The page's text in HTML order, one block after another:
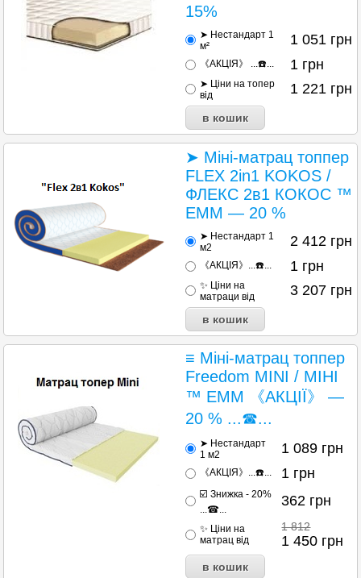
15%
➤ Нестандарт 1
м²
1 051 грн
《АКЦІЯ》 ...☎️... 1 грн
➤ Ціни на топер
від
1 221 грн
➤ Міні-матрац топпер
FLEX 2in1 KOKOS /
ФЛЕКС 2в1 КОКОС ™
ЕММ — 20 %
➤ Нестандарт 1
м2
2 412 грн
《АКЦІЯ》...☎️... 1 грн
✨ Ціни на
матраци від
3 207 грн
≡ Міні-матрац топпер
Freedom MINI / МІНІ
™ ЕММ 《АКЦІЇ》 —
20 % ...☎...
➤ Нестандарт
1 м2
1 089 грн
《АКЦІЯ》...☎️... 1 грн
☑️ Знижка - 20%
...☎...
362 грн
✨ Ціни на
матрац від
1 812
1 450 грн